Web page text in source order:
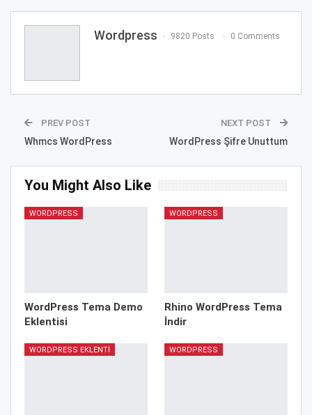
Wordpress 9820 Posts 0 Comments
PREV POST
Whmcs WordPress
NEXT POST
WordPress Şifre Unuttum
You Might Also Like
WORDPRESS
WordPress Tema Demo
Eklentisi
WORDPRESS
Rhino WordPress Tema
İndir
WORDPRESS EKLENTI WORDPRESS